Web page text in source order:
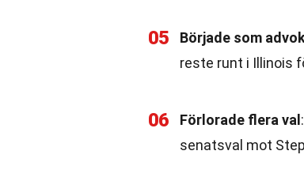
05 Började som
reste runt i Illinois
06 Förlorade flera val
senatsval mot